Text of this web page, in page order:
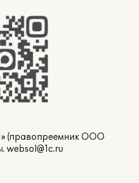
(правопреемник ООО
websol@1c.ru